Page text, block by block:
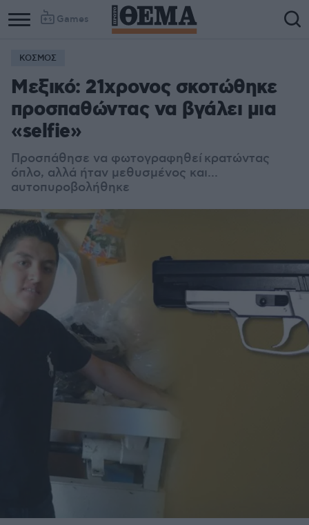
Games
ΚΟΣΜΟΣ
Μεξικό: 21χρονος σκοτώθηκε
προσπαθώντας να βγάλει μια
«selfie»
Προσπάθησε να φωτογραφηθεί κρατώντας
όπλο, αλλά ήταν μεθυσμένος και...
αυτοπυροβολήθηκε